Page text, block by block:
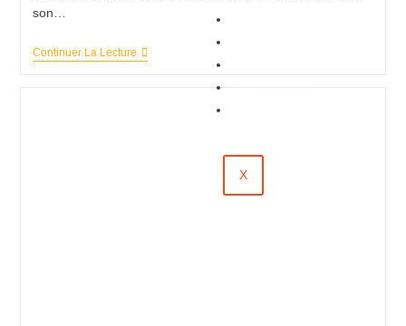
X
son…
Continuer La Lecture